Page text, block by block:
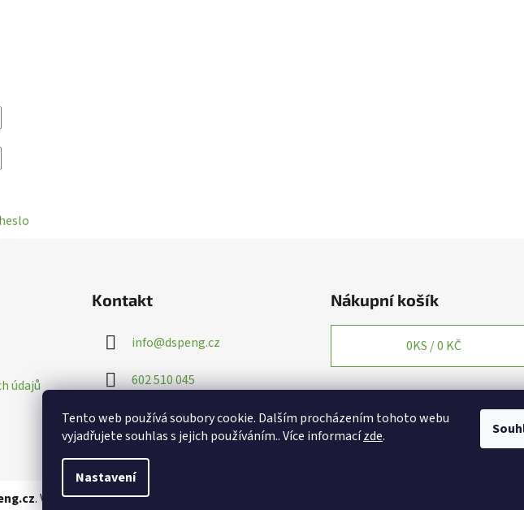
Tento web používá soubory cookie. Dalším procházením tohoto webu
vyjadřujete souhlas s jejich používáním.. Více informacízde.
Nastavení
údajů
Kontakt
info@dspeng.cz
602 510 045
Nákupní košík
0KS /0 KČ
. Všechna práva vyhrazena.